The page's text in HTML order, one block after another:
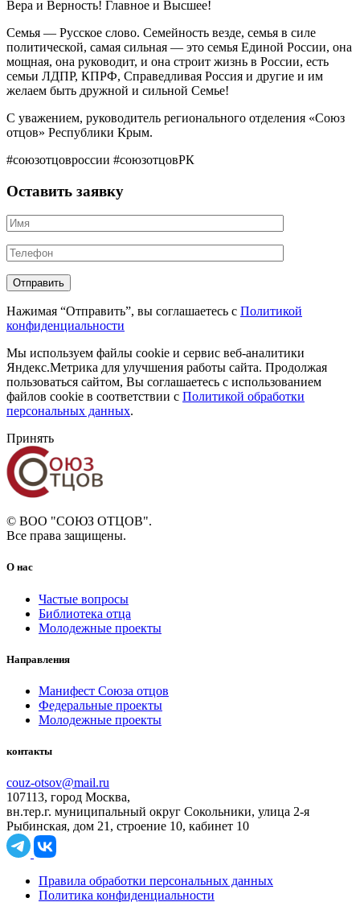
Вера и Верность! Главное и Высшее!
Семья — Русское слово. Семейность везде, семья в силе
политической, самая сильная — это семья Единой России, она
мощная, она руководит, и она строит жизнь в России, есть
семьи ЛДПР, КПРФ, Справедливая Россия и другие и им
желаем быть дружной и сильной Семье!
С уважением, руководитель регионального отделения «Союз
отцов» Республики Крым.
#союзотцовроссии #союзотцовРК
Оставить заявку
Нажимая “Отправить”, вы соглашаетесь с Политикой
конфиденциальности
Мы используем файлы cookie и сервис веб-аналитики
Яндекс.Метрика для улучшения работы сайта. Продолжая
пользоваться сайтом, Вы соглашаетесь с использованием
файлов cookie в соответствии с Политикой обработки
персональных данных.
Принять
© ВОО "СОЮЗ ОТЦОВ".
Все права защищены.
О нас
Частые вопросы
Библиотека отца
Молодежные проекты
Направления
Манифест Союза отцов
Федеральные проекты
Молодежные проекты
контакты
couz-otsov@mail.ru
107113, город Москва,
вн.тер.г. муниципальный округ Сокольники, улица 2-я
Рыбинская, дом 21, строение 10, кабинет 10
Правила обработки персональных данных
Политика конфиденциальности